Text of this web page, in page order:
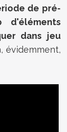
de pré-
d'éléments
dans jeu
évidemment,